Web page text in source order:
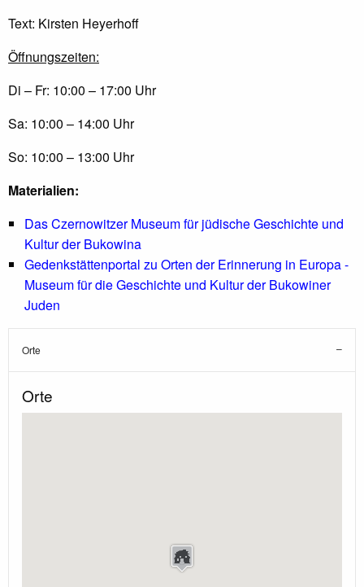
Text: Kirsten Heyerhoff
Öffnungszeiten:
Di – Fr: 10:00 – 17:00 Uhr
Sa: 10:00 – 14:00 Uhr
So: 10:00 – 13:00 Uhr
Materialien:
Das Czernowitzer Museum für jüdische Geschichte und
Kultur der Bukowina
Gedenkstättenportal zu Orten der Erinnerung in Europa -
Museum für die Geschichte und Kultur der Bukowiner
Juden
Orte
Orte